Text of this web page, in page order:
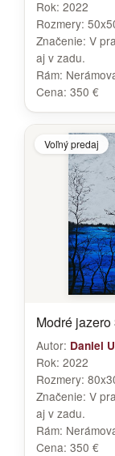
Rok: 2022
Rozmery:
Značenie: V
aj v zadu.
Rám:
Cena: 350 €
Voľný predaj
Modré jazero
Autor: Daniel
Rok: 2022
Rozmery:
Značenie: V
aj v zadu.
Rám:
Cena: 350 €